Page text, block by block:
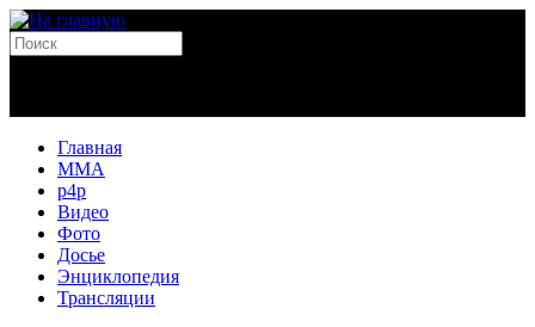
Главная
MMA
p4p
Видео
Фото
Досье
Энциклопедия
Трансляции